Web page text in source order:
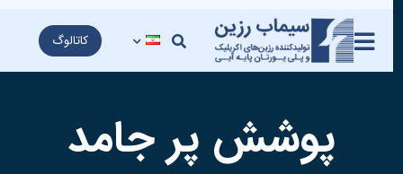
کاتالوگ
پوشش پر جامد